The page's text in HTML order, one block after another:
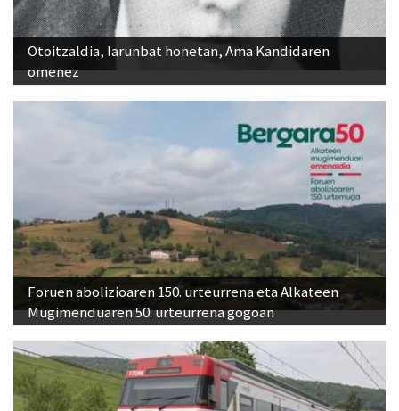
Otoitzaldia, larunbat honetan, Ama Kandidaren
omenez
Foruen abolizioaren 150. urteurrena eta Alkateen
Mugimenduaren 50. urteurrena gogoan